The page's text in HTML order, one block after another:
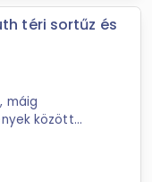
téri sortűz és
máig
között